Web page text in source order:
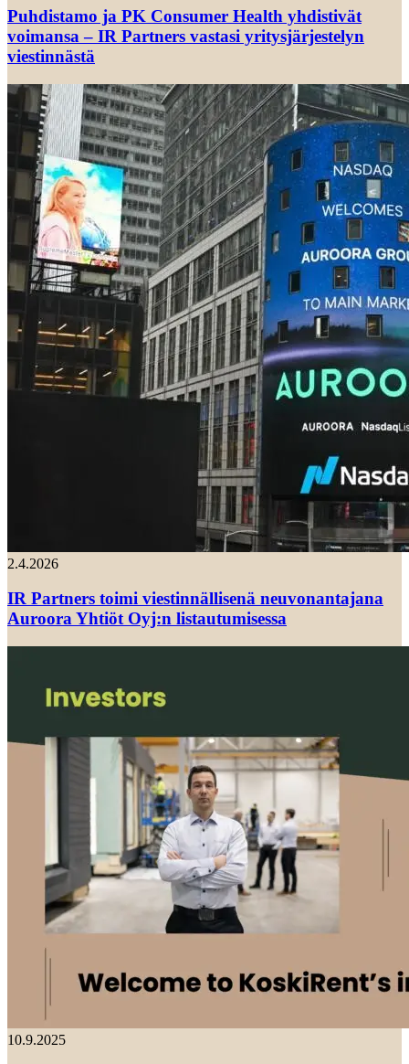
Puhdistamo ja PK Consumer Health yhdistivät
voimansa – IR Partners vastasi yritysjärjestelyn
viestinnästä
2.4.2026
IR Partners toimi viestinnällisenä neuvonantajana
Auroora Yhtiöt Oyj:n listautumisessa
10.9.2025